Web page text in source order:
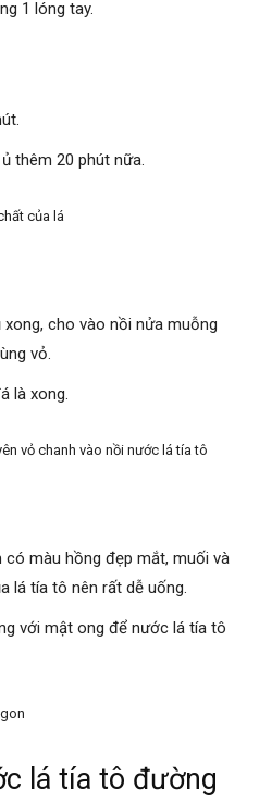
1 lóng tay.
thêm 20 phút nữa.
của lá
cho vào nồi nửa muỗng
vỏ.
là xong.
vỏ chanh vào nồi nước lá tía tô
màu hồng đẹp mắt, muối và
lá tía tô nên rất dễ uống.
với mật ong để nước lá tía tô
lá tía tô đường